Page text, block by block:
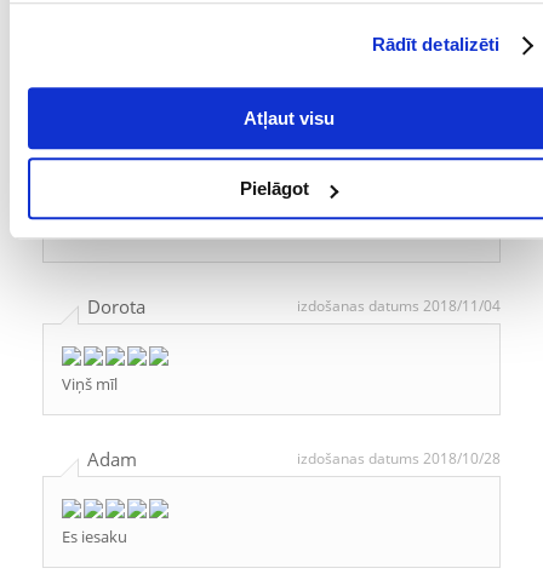
Rādīt detalizēti
Atļaut visu
Pielāgot
izdošanas datums 2018/11/07
Dorota izdošanas datums 2018/11/04
Viņš mīl
Adam izdošanas datums 2018/10/28
Es iesaku